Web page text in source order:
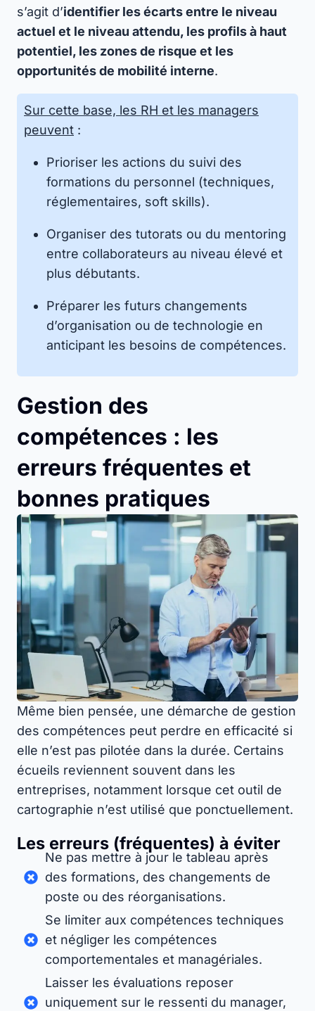
s’agit d’identifier les écarts entre le niveau
actuel et le niveau attendu, les profils à haut
potentiel, les zones de risque et les
opportunités de mobilité interne.
Sur cette base, les RH et les managers
peuvent :
Prioriser les actions du suivi des
formations du personnel (techniques,
réglementaires, soft skills).
Organiser des tutorats ou du mentoring
entre collaborateurs au niveau élevé et
plus débutants.
Préparer les futurs changements
d’organisation ou de technologie en
anticipant les besoins de compétences.
Gestion des
compétences : les
erreurs fréquentes et
bonnes pratiques
Même bien pensée, une démarche de gestion
des compétences peut perdre en efficacité si
elle n’est pas pilotée dans la durée. Certains
écueils reviennent souvent dans les
entreprises, notamment lorsque cet outil de
cartographie n’est utilisé que ponctuellement.
Les erreurs (fréquentes) à éviter
Ne pas mettre à jour le tableau après
des formations, des changements de
poste ou des réorganisations.
Se limiter aux compétences techniques
et négliger les compétences
comportementales et managériales.
Laisser les évaluations reposer
uniquement sur le ressenti du manager,